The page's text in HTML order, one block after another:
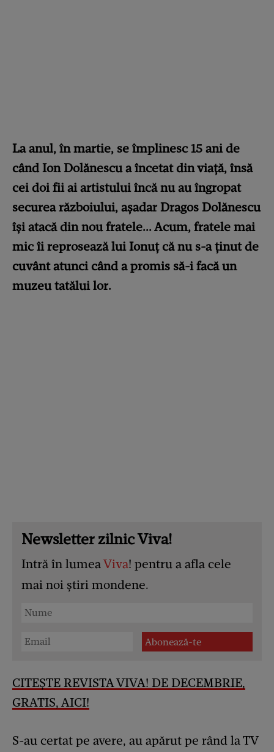
La anul, în martie, se împlinesc 15 ani de
când Ion Dolănescu a încetat din viață, însă
cei doi fii ai artistului încă nu au îngropat
securea războiului, așadar Dragos Dolănescu
își atacă din nou fratele... Acum, fratele mai
mic îi reprosează lui Ionuț că nu s-a ținut de
cuvânt atunci când a promis să-i facă un
muzeu tatălui lor.
Newsletter zilnic Viva!
Intră în lumeaViva! pentru a afla cele
mai noi știri mondene.
CITEȘTE REVISTA VIVA! DE DECEMBRIE,
GRATIS, AICI!
S-au certat pe avere, au apărut pe rând la TV